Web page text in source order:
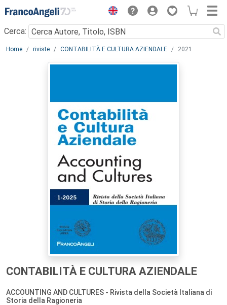
Menu
Cerca:
Main content
Home riviste CONTABILITÀ E CULTURA AZIENDALE 2021
CONTABILITÀ E CULTURA AZIENDALE
ACCOUNTING AND CULTURES - Rivista della Società Italiana di
Storia della Ragioneria